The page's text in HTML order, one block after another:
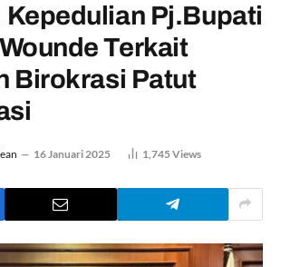
Kepedulian Pj.Bupati
Terkait
Birokrasi Patut
16 Januari 2025 1,745 Views